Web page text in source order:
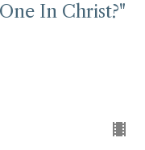
In Christ?"